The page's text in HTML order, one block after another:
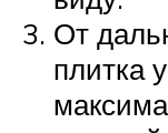
От
плитка